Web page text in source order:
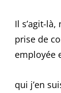
Il s’agit-là,
prise de
employée
qui j’en